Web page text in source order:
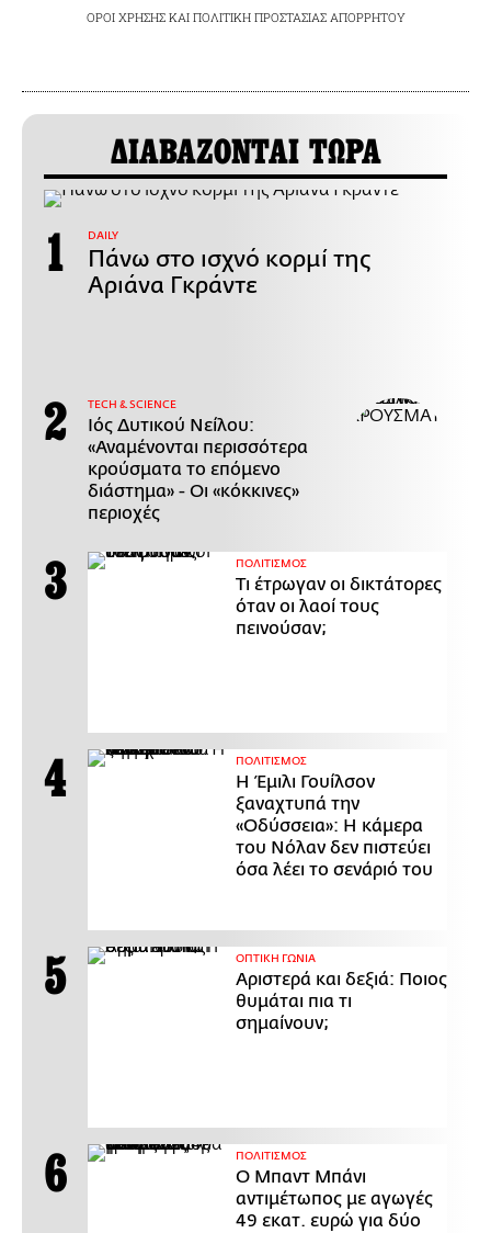
ΟΡΟΙ ΧΡΗΣΗΣΚΑΙ ΠΟΛΙΤΙΚΗ ΠΡΟΣΤΑΣΙΑΣ ΑΠΟΡΡΗΤΟΥ
ΔΙΑΒΑΖΟΝΤΑΙ ΤΩΡΑ
DAILY
Πάνω στο ισχνό κορμί της
Αριάνα Γκράντε
ΤECH & SCIENCE
Ιός Δυτικού Νείλου:
«Αναμένονται περισσότερα
κρούσματα το επόμενο
διάστημα» - Οι «κόκκινες»
περιοχές
ΠΟΛΙΤΙΣΜΟΣ
Τι έτρωγαν οι δικτάτορες
όταν οι λαοί τους
πεινούσαν;
ΠΟΛΙΤΙΣΜΟΣ
Η Έμιλι Γουίλσον
ξαναχτυπά την
«Οδύσσεια»: Η κάμερα
του Νόλαν δεν πιστεύει
όσα λέει το σενάριό του
ΟΠΤΙΚΗ ΓΩΝΙΑ
Αριστερά και δεξιά: Ποιος
θυμάται πια τι
σημαίνουν;
ΠΟΛΙΤΙΣΜΟΣ
Ο Μπαντ Μπάνι
αντιμέτωπος με αγωγές
49 εκατ. ευρώ για δύο